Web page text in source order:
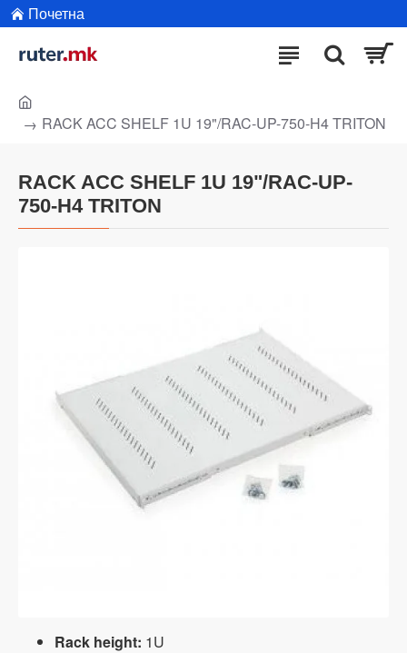
Почетна
RACK ACC SHELF 1U 19"/RAC-UP-750-H4 TRITON
RACK ACC SHELF 1U 19"/RAC-UP-
750-H4 TRITON
Rack height: 1U